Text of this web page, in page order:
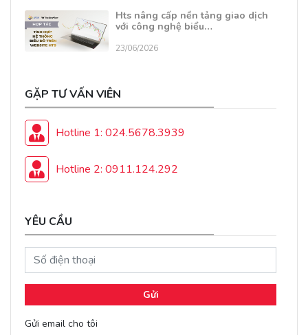
Hts nâng cấp nền tảng giao dịch
với công nghệ biểu…
23/06/2026
GẶP TƯ VẤN VIÊN
Hotline 1: 024.5678.3939
Hotline 2: 0911.124.292
YÊU CẦU
Gửi
Gửi email cho tôi